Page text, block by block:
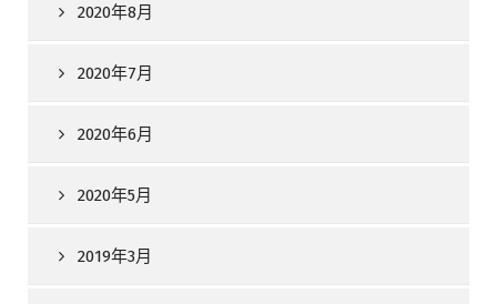
2020年8月
2020年7月
2020年6月
2020年5月
2019年3月